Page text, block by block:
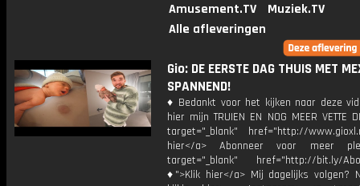
Amusement.TV
Muziek.TV
Alle afleveringen
Gio: DE EERSTE DAG THUIS MET
SPANNEND!
♦ Bedankt voor het kijken naar deze
hier mijn TRUIEN EN NOG MEER VETTE
target="_blank" href="http://
hier</a> Abonneer voor meer
target="_blank" href="http://bit.ly/
♦">Klik hier</a> Mij dagelijks volgen?